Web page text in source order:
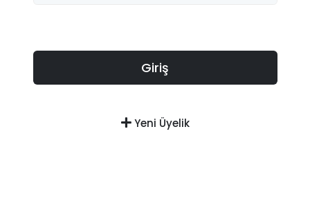
Giriş
Yeni Üyelik